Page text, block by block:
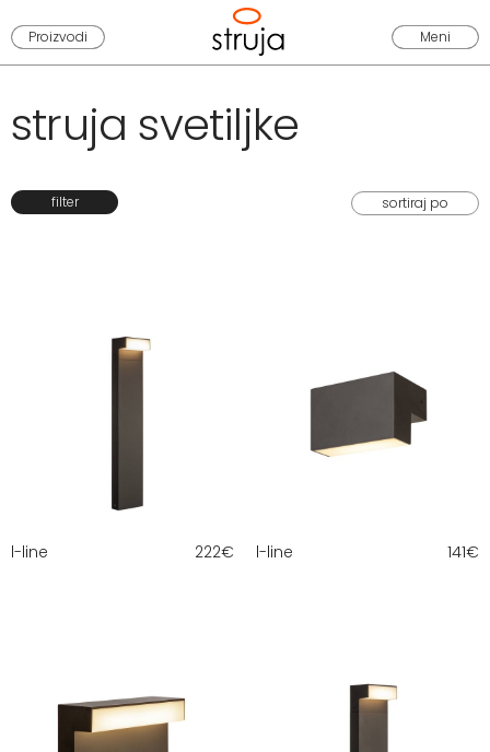
Proizvodi Meni
struja svetiljke
filter
l-line 222€ l-line 141€